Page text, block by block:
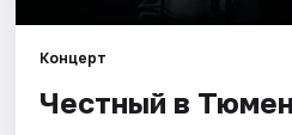
Города
Площадки
Концерт
Честный в